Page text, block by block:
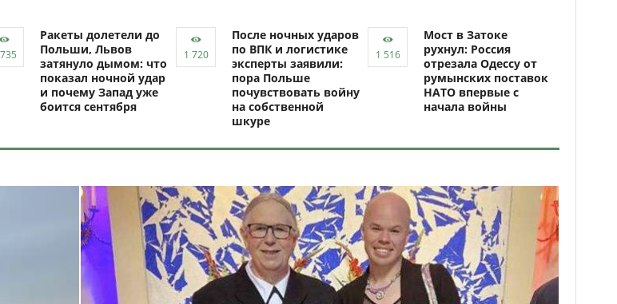
Ракеты долетели до
Польши, Львов
затянуло дымом: что
показал ночной удар
и почему Запад уже
боится сентября
После ночных ударов
по ВПК и логистике
эксперты заявили:
пора Польше
почувствовать войну
на собственной
шкуре
Мост в Затоке
рухнул: Россия
отрезала Одессу от
румынских поставок
НАТО впервые с
начала войны